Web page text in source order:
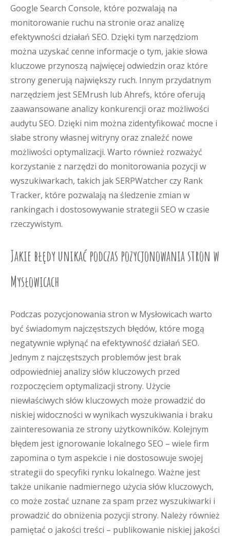
Google Search Console, które pozwalają na
monitorowanie ruchu na stronie oraz analizę
efektywności działań SEO. Dzięki tym narzędziom
można uzyskać cenne informacje o tym, jakie słowa
kluczowe przynoszą najwięcej odwiedzin oraz które
strony generują największy ruch. Innym przydatnym
narzędziem jest SEMrush lub Ahrefs, które oferują
zaawansowane analizy konkurencji oraz możliwości
audytu SEO. Dzięki nim można zidentyfikować mocne i
słabe strony własnej witryny oraz znaleźć nowe
możliwości optymalizacji. Warto również rozważyć
korzystanie z narzędzi do monitorowania pozycji w
wyszukiwarkach, takich jak SERPWatcher czy Rank
Tracker, które pozwalają na śledzenie zmian w
rankingach i dostosowywanie strategii SEO w czasie
rzeczywistym.
Jakie błędy unikać podczas pozycjonowania stron w
Mysłowicach
Podczas pozycjonowania stron w Mysłowicach warto
być świadomym najczęstszych błędów, które mogą
negatywnie wpłynąć na efektywność działań SEO.
Jednym z najczęstszych problemów jest brak
odpowiedniej analizy słów kluczowych przed
rozpoczęciem optymalizacji strony. Użycie
niewłaściwych słów kluczowych może prowadzić do
niskiej widoczności w wynikach wyszukiwania i braku
zainteresowania ze strony użytkowników. Kolejnym
błędem jest ignorowanie lokalnego SEO – wiele firm
zapomina o tym aspekcie i nie dostosowuje swojej
strategii do specyfiki rynku lokalnego. Ważne jest
także unikanie nadmiernego użycia słów kluczowych,
co może zostać uznane za spam przez wyszukiwarki i
prowadzić do obniżenia pozycji strony. Należy również
pamiętać o jakości treści – publikowanie niskiej jakości